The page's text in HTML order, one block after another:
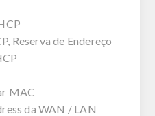
Reserva de Endereço
MAC
da WAN / LAN